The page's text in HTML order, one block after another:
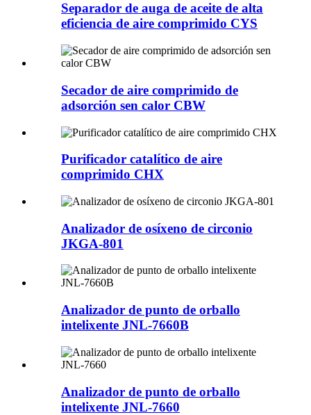
Separador de auga de aceite de alta
eficiencia de aire comprimido CYS
Secador de aire comprimido de
adsorción sen calor CBW
Purificador catalítico de aire
comprimido CHX
Analizador de osíxeno de circonio
JKGA-801
Analizador de punto de orballo
intelixente JNL-7660B
Analizador de punto de orballo
intelixente JNL-7660